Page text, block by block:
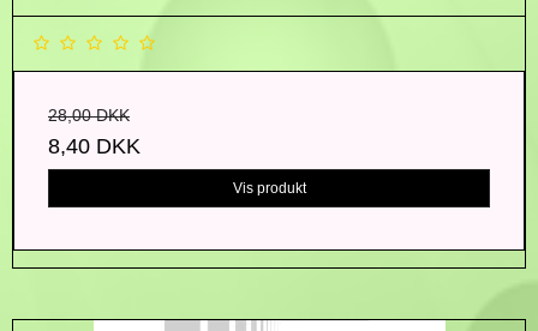
28,00 DKK
8,40 DKK
Vis produkt